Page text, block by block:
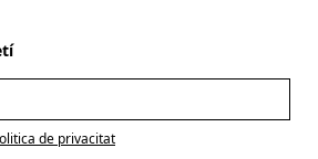
de privacitat